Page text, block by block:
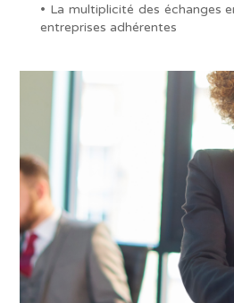
• La multiplicité des échanges
entreprises adhérentes